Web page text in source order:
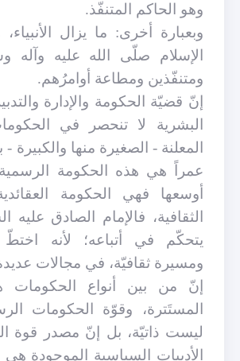
وهو الحاكم المتنفّذ.
وبعبارة أخرى: ما يزال
الإسلام صلّى الله عليه وآله
ومتنفّذين ومطاعة أوامرُهم.
إنّ قضيّة الحكومة والإدارة
البشرية لا تنحصر في
المعلنة - الصغيرة منها والكبيرة
عمراً هي هذه الحكومة الرسمية
أوسعها فهي الحكومة
الثقافية، فالإمام الصادق عليه
يتحكّم في أتباعه؛ لأنه اختطّ
ومسيرة ثقافيّة، في مجالات
إنّ من بين أنواع الحكومات
المستَترة، وقوّة الحكومات
ليست ذاتيّة، بل إنّ مصدر قوة
الأدبيات السياسية الموجودة